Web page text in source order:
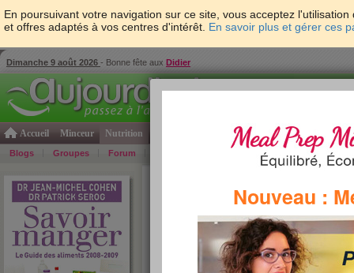
En poursuivant votre navigation sur ce site, vous acceptez
et offres adaptés à vos centres d'intérêt. En savoir plus et gérer ces
Dimanche 9 août 2026 - Bonne fête aux Didier
Accueil Minceur Nutrition Psycho & tests Forme & santé
Blogs Groupes Forum Bons Plans
Nouveau :